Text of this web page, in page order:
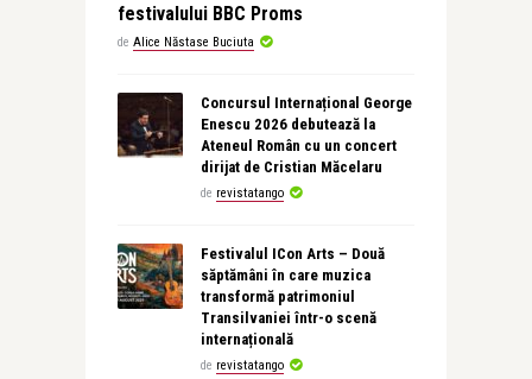
festivalului BBC Proms
de Alice Năstase Buciuta
Concursul Internațional George
Enescu 2026 debutează la
Ateneul Român cu un concert
dirijat de Cristian Măcelaru
de revistatango
Festivalul ICon Arts – Două
săptămâni în care muzica
transformă patrimoniul
Transilvaniei într-o scenă
internațională
de revistatango